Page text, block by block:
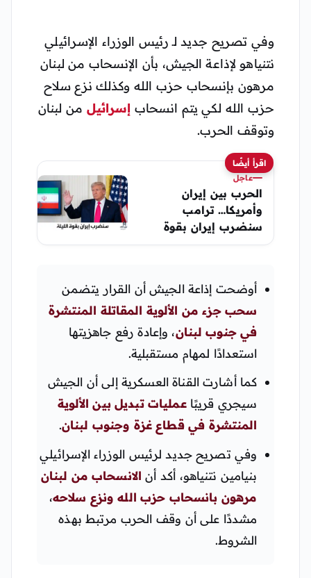
وفي تصريح جديد لـ رئيس الوزراء الإسرائيلي
نتنياهو لإذاعة الجيش، بأن الإنسحاب من لبنان
مرهون بإنسحاب حزب الله وكذلك نزع سلاح
حزب الله لكي يتم انسحاب إسرائيل من لبنان
وتوقف الحرب.
اقرأ أيضًا
عاجل
الحرب بين إيران
وأمريكا… ترامب
سنضرب إيران بقوة
الليلة ومن ثم يلغيها
أوضحت إذاعة الجيش أن القرار يتضمن
سحب جزء من الألوية المقاتلة المنتشرة
في جنوب لبنان، وإعادة رفع جاهزيتها
استعدادًا لمهام مستقبلية.
كما أشارت القناة العسكرية إلى أن الجيش
سيجري قريبًاعمليات تبديل بين الألوية
المنتشرة في قطاع غزة وجنوب لبنان.
وفي تصريح جديد لرئيس الوزراء الإسرائيلي
بنيامين نتنياهو، أكد أن الانسحاب من لبنان
مرهون بانسحاب حزب الله ونزع سلاحه،
مشددًا على أن وقف الحرب مرتبط بهذه
الشروط.